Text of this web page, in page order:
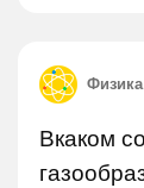
Физика
Вкаком